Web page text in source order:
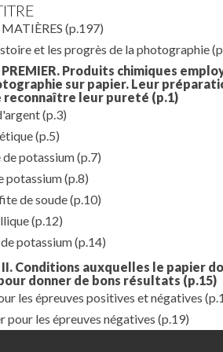
(p.197)
et les progrès de la photographie
PREMIER. Produits chimiques
sur papier. Leur
reconnaître leur pureté (p.1)
(p.3)
(p.5)
de potassium(p.7)
potassium(p.8)
de soude(p.10)
(p.12)
potassium(p.14)
II. Conditions auxquelles le papier
donner de bons résultats (p.15)
les épreuves positives et négatives
pour les épreuves négatives (p.19)